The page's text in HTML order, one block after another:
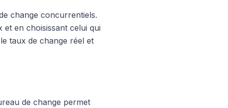
change concurrentiels.
en choisissant celui qui
taux de change réel et
de change permet